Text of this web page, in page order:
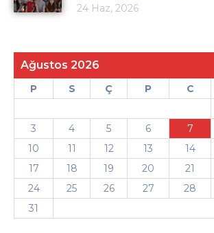
24 Haz, 2026
Ağustos 2026
P S Ç P C
3
4 5 6 7
10
11 12 13 14
17
18 19 20 21
24
25 26 27 28
31